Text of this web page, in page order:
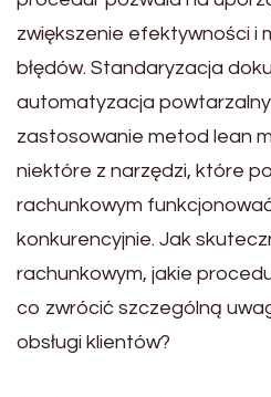
zwiększenie efektywności i
błędów. Standaryzacja
automatyzacja
zastosowanie metod lean
niektóre z narzędzi, które
rachunkowym
konkurencyjnie. Jak
rachunkowym, jakie
co zwrócić szczególną
obsługi klientów?